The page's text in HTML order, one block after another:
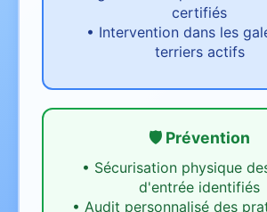
certifiés
• Intervention dans les
terriers actifs
🛡️ Prévention
• Sécurisation physique
d'entrée identifiés
• Audit personnalisé des